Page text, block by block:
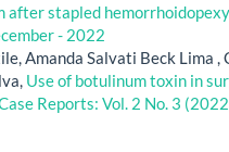
after stapled hemorrhoidopexy
- 2022
Amanda Salvati Beck Lima
Use of botulinum toxin in
Reports: Vol. 2 No. 3